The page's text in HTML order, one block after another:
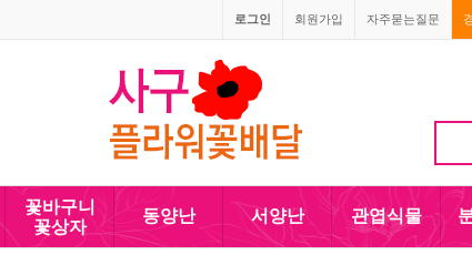
자주묻는질문
회원가입
로그인
1666-4090 010-5110-4090
꽃바구니
꽃상자
동양난 서양난 관엽식물